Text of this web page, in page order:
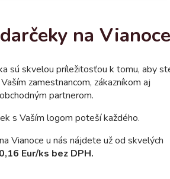
na Vianoce
sú skvelou príležitosťou k tomu, aby
zamestnancom, zákazníkom aj
obchodným partnerom.
s Vaším logom poteší každého.
Vianoce u nás nájdete už od skvelých
0,16 Eur/ks bez DPH.